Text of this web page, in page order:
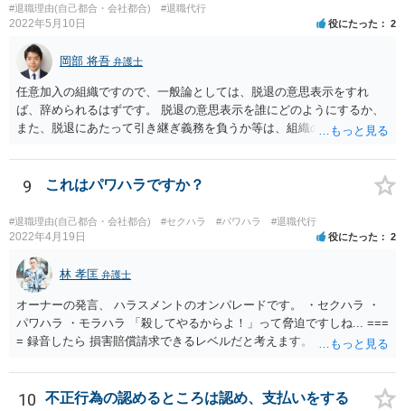
#退職理由(自己都合・会社都合) #退職代行
2022年5月10日 役にたった 2
岡部 将吾 弁護士
任意加入の組織ですので、一般論としては、脱退の意思表示をすれ
ば、辞められるはずです。 脱退の意思表示を誰にどのようにするか、
また、脱退にあたって引き継ぎ義務を負うか等は、組織の実態等を踏
もう少し具体的な対応方法についてアドバイスを受けられると思いま
す。
9 これはパワハラですか？
#退職理由(自己都合・会社都合) #セクハラ #パワハラ #退職代行
2022年4月19日 役にたった 2
林 孝匡 弁護士
オーナーの発言、 ハラスメントのオンパレードです。 ・セクハラ ・
パワハラ ・モラハラ 「殺してやるからよ！」って脅迫ですしね... ===
= 録音したら 損害賠償請求できるレベルだと考えます。 ━━━━━━
え方 ・パワハラ裁判例については、 私がブログを書いています。 プ
ロフィールのリンクから飛べます。 ご参考になれば幸いです。
10
不正行為の認めるところは認め、支払いをする